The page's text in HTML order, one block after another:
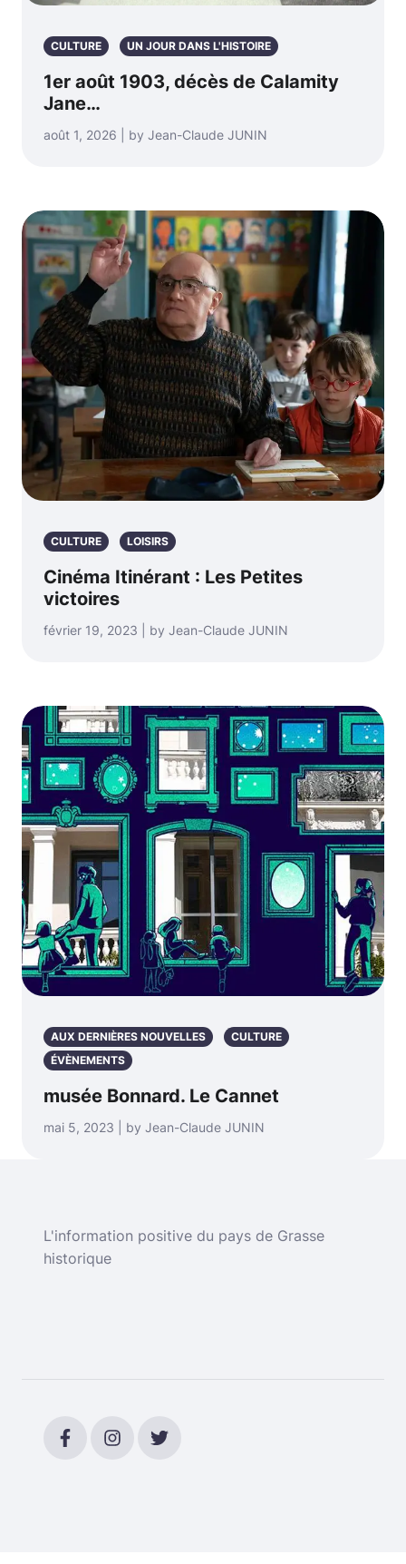
CULTURE UN JOUR DANS L'HISTOIRE
1er août 1903, décès de Calamity
Jane…
août 1, 2026 | by Jean-Claude JUNIN
CULTURE LOISIRS
Cinéma Itinérant : Les Petites
victoires
février 19, 2023 | by Jean-Claude JUNIN
AUX DERNIÈRES NOUVELLES
CULTURE
ÉVÈNEMENTS
musée Bonnard. Le Cannet
mai 5, 2023 | by Jean-Claude JUNIN
L'information positive du pays de Grasse
historique